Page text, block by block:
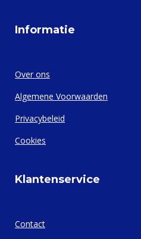
Informatie
Over ons
Algemene Voorwaarden
Privacybeleid
Cookies
Klantenservice
Contact